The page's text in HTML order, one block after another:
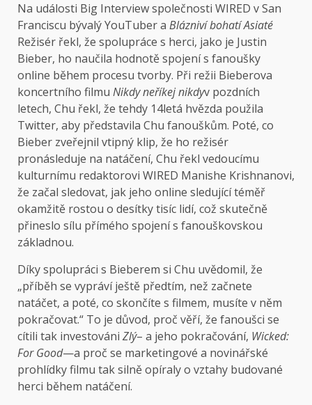
Na události Big Interview společnosti WIRED v San
Franciscu bývalý YouTuber a Blázniví bohatí Asiaté
Režisér řekl, že spolupráce s herci, jako je Justin
Bieber, ho naučila hodnotě spojení s fanoušky
online během procesu tvorby. Při režii Bieberova
koncertního filmu Nikdy neříkej nikdyv pozdních
letech, Chu řekl, že tehdy 14letá hvězda použila
Twitter, aby představila Chu fanouškům. Poté, co
Bieber zveřejnil vtipný klip, že ho režisér
pronásleduje na natáčení, Chu řekl vedoucímu
kulturnímu redaktorovi WIRED Manishe Krishnanovi,
že začal sledovat, jak jeho online sledující téměř
okamžitě rostou o desítky tisíc lidí, což skutečně
přineslo sílu přímého spojení s fanouškovskou
základnou.
Díky spolupráci s Bieberem si Chu uvědomil, že
„příběh se vypráví ještě předtím, než začnete
natáčet, a poté, co skončíte s filmem, musíte v něm
pokračovat.“ To je důvod, proč věří, že fanoušci se
cítili tak investováni Zlý– a jeho pokračování, Wicked:
For Good—a proč se marketingové a novinářské
prohlídky filmu tak silně opíraly o vztahy budované
herci během natáčení.